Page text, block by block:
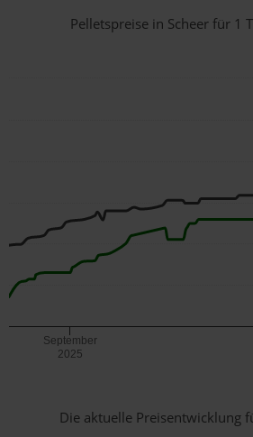
Pelletspreise in Scheer für 1
September
2025
Die aktuelle Preisentwicklung